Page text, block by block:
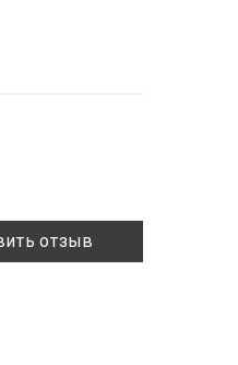
отзыв